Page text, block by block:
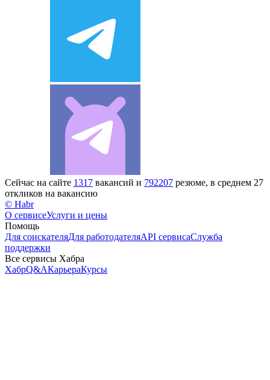
Сейчас на сайте 1317 вакансий и 792207 резюме, в среднем 27
откликов на вакансию
© Habr
О сервисеУслуги и цены
Помощь
Для соискателяДля работодателяAPI сервисаСлужба
поддержки
Все сервисы Хабра
ХабрQ&AКарьераКурсы